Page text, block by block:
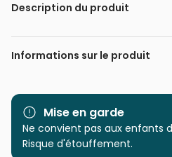
Description du produit
David Mateu
Informations sur le produit
Marque
Catégorie
Mise en garde
Ne convient pas aux enfants
Risque d'étouffement.